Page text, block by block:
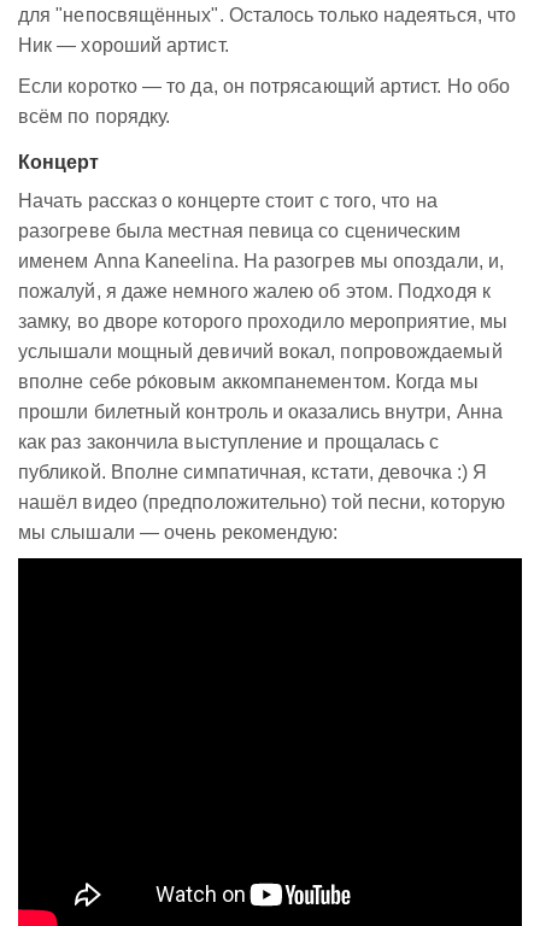
для "непосвящённых". Осталось только надеяться, что
Ник — хороший артист.
Если коротко — то да, он потрясающий артист. Но обо
всём по порядку.
Концерт
Начать рассказ о концерте стоит с того, что на
разогреве была местная певица со сценическим
именем Anna Kaneelina. На разогрев мы опоздали, и,
пожалуй, я даже немного жалею об этом. Подходя к
замку, во дворе которого проходило мероприятие, мы
услышали мощный девичий вокал, попровождаемый
вполне себе ро́ковым аккомпанементом. Когда мы
прошли билетный контроль и оказались внутри, Анна
как раз закончила выступление и прощалась с
публикой. Вполне симпатичная, кстати, девочка :) Я
нашёл видео (предположительно) той песни, которую
мы слышали — очень рекомендую: